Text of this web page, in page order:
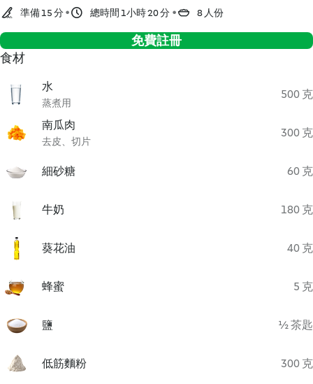
準備 15 分 總時間 1小時 20 分 8 人份
免費註冊
食材
水
蒸煮用
500 克
南瓜肉
去皮、切片
300 克
細砂糖 60 克
牛奶 180 克
葵花油 40 克
蜂蜜 5 克
鹽 ½ 茶匙
低筋麵粉 300 克